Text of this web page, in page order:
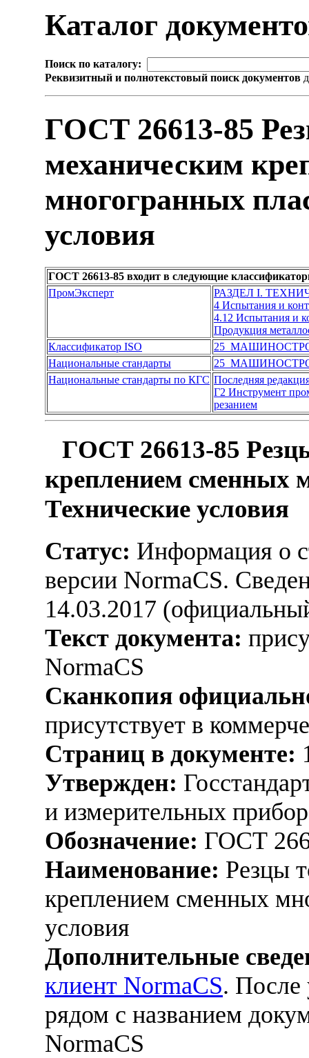
Каталог
Поиск по каталогу:
Реквизитный и полнотекстовый поиск документов
ГОСТ 26613-85
механическим
многогранных
условия
ГОСТ 26613-85 входит в следующие
ПромЭксперт
РАЗДЕЛ I.
4 Испытания и
4.12 Испытания и
Продукция
Классификатор ISO
25
Национальные стандарты
25
Национальные стандарты по КГС Последняя
Г2 Инструмент
резанием
ГОСТ 26613-85
креплением сменных
Технические условия
Статус: Информация о
версии NormaCS.
14.03.2017
Текст документа:
NormaCS
Сканкопия
присутствует в
Страниц в документе:
Утвержден:
и измерительных
Обозначение: ГОСТ
Наименование: Резцы
креплением сменных
условия
Дополнительные
клиент NormaCS. После
рядом с названием
NormaCS